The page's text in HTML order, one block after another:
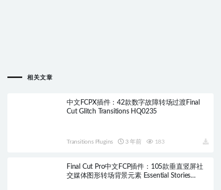
相关文章
中文FCPX插件：42款数字故障转场过渡Final
Cut Glitch Transitions HQ0235
Transitions Plugins 3 年前 183
Final Cut Pro中文FCP插件：105款垂直竖屏社
交媒体图形转场背景元素 Essential Stories